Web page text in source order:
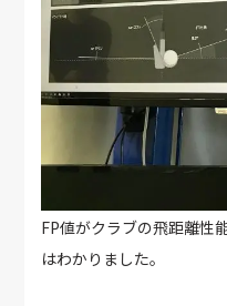
FP値がクラブの飛距離性
はわかりました。